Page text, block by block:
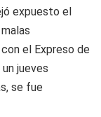
expuesto el
el Expreso de
jueves
se fue